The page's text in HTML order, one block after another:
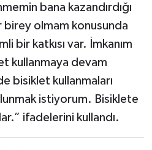
bana kazandırdığı
birey olmam konusunda
bir katkısı var. İmkanım
kullanmaya devam
bisiklet kullanmaları
istiyorum. Bisiklete
ifadelerini kullandı.